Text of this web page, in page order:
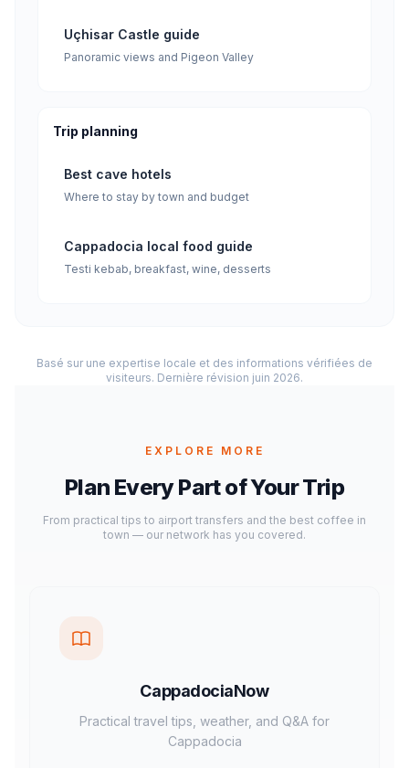
Uçhisar Castle guide
Panoramic views and Pigeon Valley
Trip planning
Best cave hotels
Where to stay by town and budget
Cappadocia local food guide
Testi kebab, breakfast, wine, desserts
Basé sur une expertise locale et des informations vérifiées de
visiteurs. Dernière révision juin 2026.
EXPLORE MORE
Plan Every Part of Your Trip
From practical tips to airport transfers and the best coffee in
town — our network has you covered.
CappadociaNow
Practical travel tips, weather, and Q&A for
Cappadocia